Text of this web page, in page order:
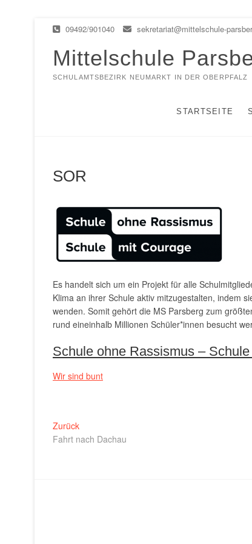
springen
09492/901040 sekretariat@mittelschule-
Mittelschule
SCHULAMTSBEZIRK NEUMARKT IN DER OBERPFALZ
STARTSEITE
SOR
Es handelt sich um ein Projekt für alle
Klima an ihrer Schule aktiv mitzugestalten, indem
wenden. Somit gehört die MS Parsberg zum
rund eineinhalb Millionen Schüler*innen besucht
Schule ohne Rassismus –
Wir sind bunt
Beitragsnavigation
ZurückVorheriger
Beitrag:
Fahrt nach Dachau